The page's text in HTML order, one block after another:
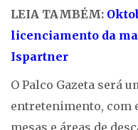
LEIA TAMBÉM:
licenciamento da
Ispartner
O Palco Gazeta será
entretenimento, com